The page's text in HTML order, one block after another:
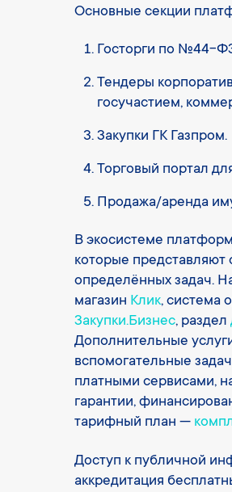
Основные секции
Госторги по №44-
Тендеры
госучастием,
Закупки ГК Газпром.
Торговый портал
Продажа/аренда
В экосистеме
которые
определённых задач.
магазин Клик, система
Закупки.Бизнес, раздел
Дополнительные
вспомогательные
платными сервисами,
гарантии,
тарифный план —
Доступ к публичной
аккредитация